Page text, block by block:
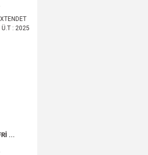
...